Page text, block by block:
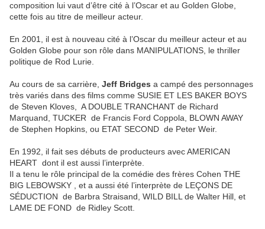
composition lui vaut d’être cité à l’Oscar et au Golden Globe,
cette fois au titre de meilleur acteur.
En 2001, il est à nouveau cité à l’Oscar du meilleur acteur et au
Golden Globe pour son rôle dans MANIPULATIONS, le thriller
politique de Rod Lurie.
Au cours de sa carrière, Jeff Bridges a campé des personnages
très variés dans des films comme SUSIE ET LES BAKER BOYS
de Steven Kloves, A DOUBLE TRANCHANT de Richard
Marquand, TUCKER de Francis Ford Coppola, BLOWN AWAY
de Stephen Hopkins, ou ETAT SECOND de Peter Weir.
En 1992, il fait ses débuts de producteurs avec AMERICAN
HEART dont il est aussi l’interprète.
Il a tenu le rôle principal de la comédie des frères Cohen THE
BIG LEBOWSKY , et a aussi été l’interprète de LEÇONS DE
SÉDUCTION de Barbra Straisand, WILD BILL de Walter Hill, et
LAME DE FOND de Ridley Scott.